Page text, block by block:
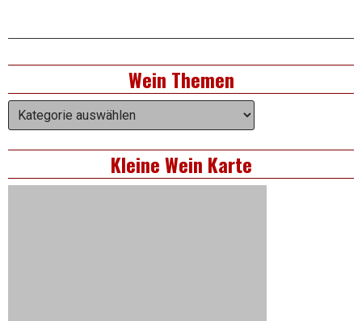
Right
Asides
Wein Themen
Wein
Themen
Kleine Wein Karte